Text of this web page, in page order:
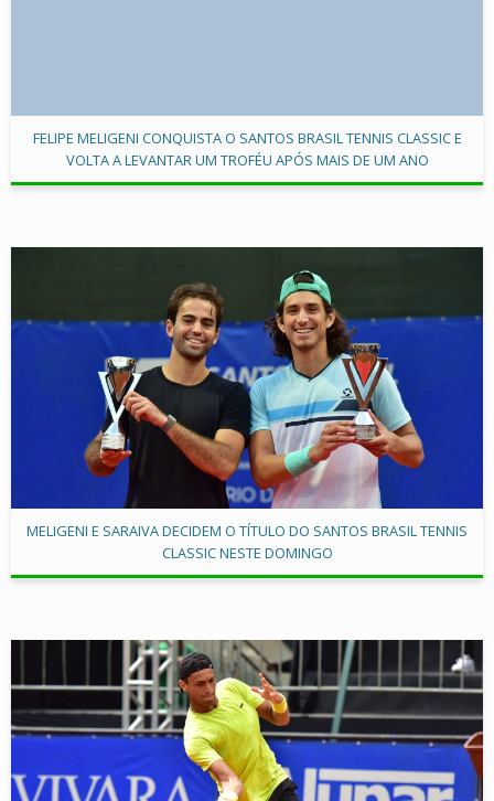
FELIPE MELIGENI CONQUISTA O SANTOS BRASIL TENNIS CLASSIC E
VOLTA A LEVANTAR UM TROFÉU APÓS MAIS DE UM ANO
MELIGENI E SARAIVA DECIDEM O TÍTULO DO SANTOS BRASIL TENNIS
CLASSIC NESTE DOMINGO